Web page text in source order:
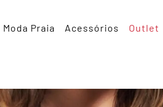
Moda Praia Acessórios Outlet